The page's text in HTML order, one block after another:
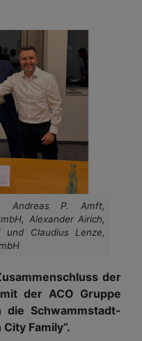
Andreas P. Amft,
Alexander Airich,
und Claudius Lenze,
der
der ACO Gruppe
Schwammstadt-
Family“.